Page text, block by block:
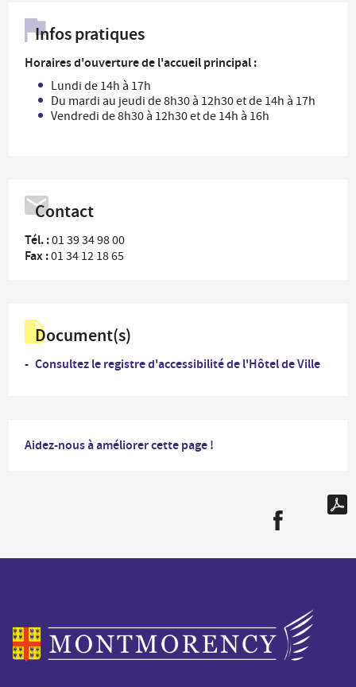
Infos pratiques
Horaires d'ouverture de l'accueil principal :
Lundi de 14h à 17h
Du mardi au jeudi de 8h30 à 12h30 et de 14h à 17h
Vendredi de 8h30 à 12h30 et de 14h à 16h
Contact
Tél. :01 39 34 98 00
Fax :01 34 12 18 65
Document(s)
Consultez le registre d'accessibilité de l'Hôtel de Ville
Aidez-nous à améliorer cette page !